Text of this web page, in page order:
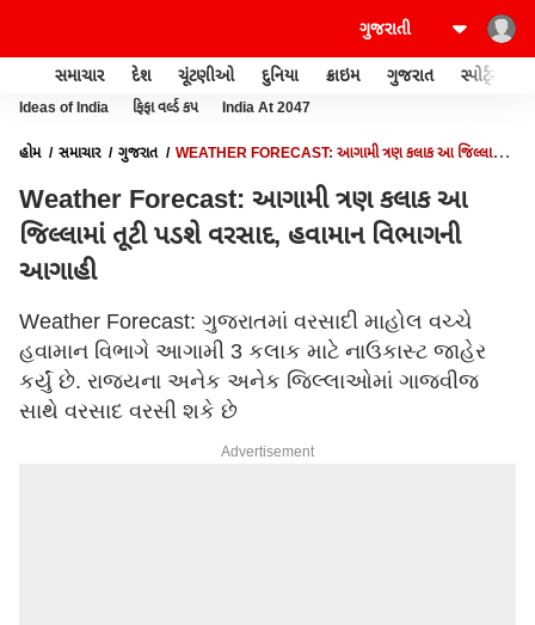
સમાચાર દેશ ચૂંટણીઓ દુનિયા ક્રાઇમ ગુજરાત સ્પોર્ટ્સ
Ideas of India ફિફા વર્લ્ડ કપ India At 2047
હોમ સમાચાર ગુજરાત
WEATHER FORECAST: આગામી ત્રણ કલાક આ જિલ્લામાં
Weather Forecast: આગામી ત્રણ કલાક આ
જિલ્લામાં તૂટી પડશે વરસાદ, હવામાન વિભાગની
આગાહી
Weather Forecast: ગુજરાતમાં વરસાદી માહોલ વચ્ચે
હવામાન વિભાગે આગામી 3 કલાક માટે નાઉકાસ્ટ જાહેર
કર્યું છે. રાજ્યના અનેક અનેક જિલ્લાઓમાં ગાજવીજ
સાથે વરસાદ વરસી શકે છે
Advertisement